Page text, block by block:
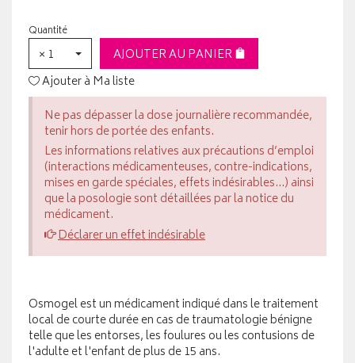
Quantité
× 1
AJOUTER AU PANIER
Ajouter à Ma liste
Ne pas dépasser la dose journalière recommandée,
tenir hors de portée des enfants.
Les informations relatives aux précautions d’emploi
(interactions médicamenteuses, contre-indications,
mises en garde spéciales, effets indésirables...) ainsi
que la posologie sont détaillées par la notice du
médicament.
Déclarer un effet indésirable
Osmogel est un médicament indiqué dans le traitement
local de courte durée en cas de traumatologie bénigne
telle que les entorses, les foulures ou les contusions de
l'adulte et l'enfant de plus de 15 ans.